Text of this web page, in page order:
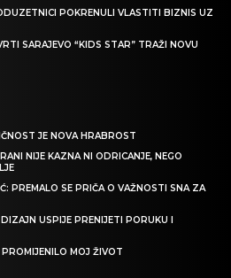
POKRENULI VLASTITI BIZNIS UZ
SARAJEVO “KIDS STAR” TRAŽI NOVU
JE NOVA HRABROST
NIJE KAZNA NI ODRICANJE, NEGO
PREMALO SE PRIČA O VAŽNOSTI SNA ZA
USPIJE PRENIJETI PORUKU I
PROMIJENILO MOJ ŽIVOT